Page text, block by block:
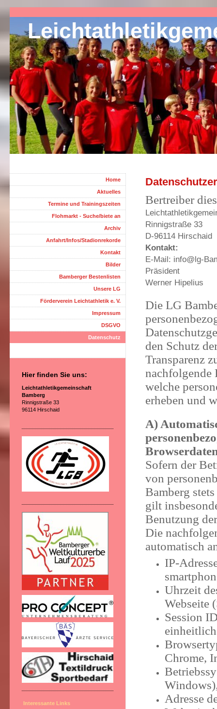
Bertreiber
Rinnigstraße 33
D-96114 Hirschaid
Kontakt:
E-Mail: info@lg-
Präsident
Werner Hipelius
Die LG
den Schutz
Transparenz
nachfolgende
welche
erheben und
A)
Sofern der
von
Bamberg
gilt
Benutzung
Die
automatisch
IP-
Uhrzeit
Webseite
Session
Chrome,
Adresse
Home
Aktuelles
Termine und Trainingszeiten
Flohmarkt - Suche/biete an
Archiv
Anfahrt/Infos/Stadionrekorde
Kontakt
Bilder
Bamberger Bestenlisten
Unsere LG
Förderverein Leichtathletik e. V.
Impressum
DSGVO
Datenschutz
Hier finden Sie uns:
Leichtathletikgemeinschaft
Bamberg
Rinnigstraße 33
96114 Hirschaid
Interessante Links